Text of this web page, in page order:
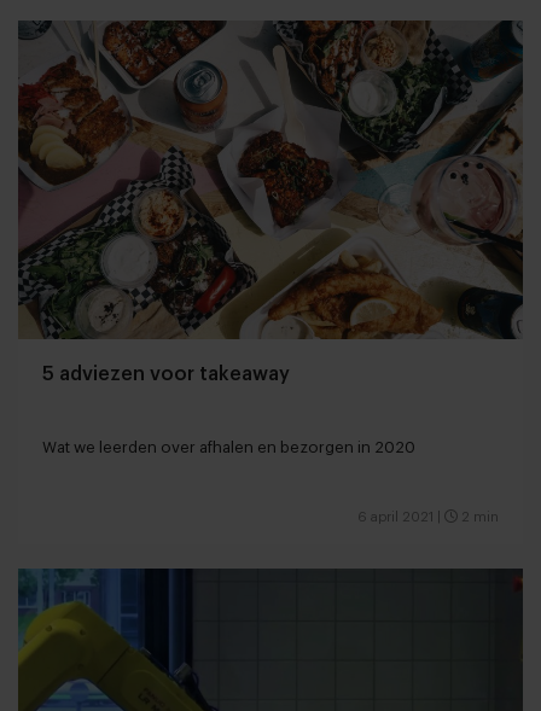
5 adviezen voor takeaway
Wat we leerden over afhalen en bezorgen in 2020
6 april 2021 2 min